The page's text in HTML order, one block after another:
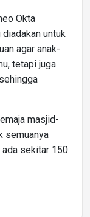
Okta
untuk
agar anak-
tetapi juga
masjid-
semuanya
ada sekitar 150